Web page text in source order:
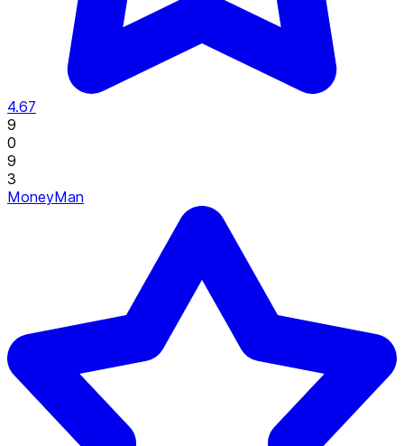
4.67
9
0
9
3
MoneyMan